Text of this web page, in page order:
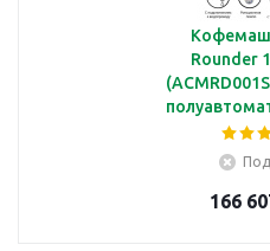
Rounder
группой
166